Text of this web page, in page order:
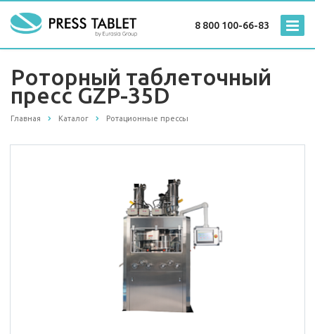
8 800 100-66-83
Роторный таблеточный
пресс GZP-35D
Главная Каталог Ротационные прессы